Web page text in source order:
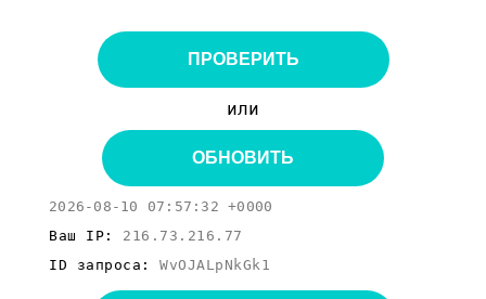
ПРОВЕРИТЬ
или
ОБНОВИТЬ
2026-08-10 07:57:32 +0000
Ваш IP: 216.73.216.77
ID запроса: WvOJALpNkGk1